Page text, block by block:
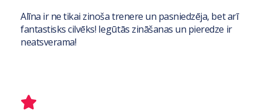
Alīna ir ne tikai zinoša trenere un pasniedzēja, bet arī
fantastisks cilvēks! Iegūtās zināšanas un pieredze ir
neatsverama!